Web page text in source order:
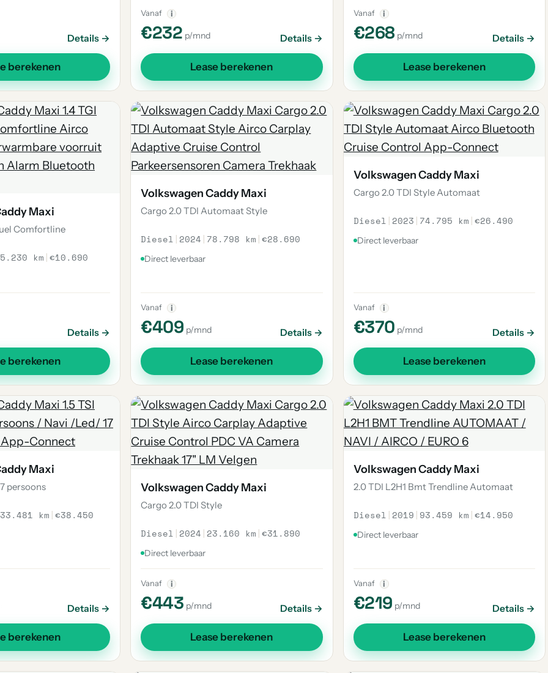
Details →
berekenen
Vanaf i
€232 p/mnd Details →
Lease berekenen
Vanaf i
€268 p/mnd Details →
Lease berekenen
Maxi
Comfortline
km |€10.690
Details →
berekenen
Volkswagen Caddy Maxi
Cargo 2.0 TDI Automaat Style
Diesel | 2024 | 78.798 km |€28.690
Direct leverbaar
Vanaf i
€409 p/mnd Details →
Lease berekenen
Volkswagen Caddy Maxi
Cargo 2.0 TDI Style Automaat
Diesel | 2023 | 74.795 km |€26.490
Direct leverbaar
Vanaf i
€370 p/mnd Details →
Lease berekenen
Maxi
persoons
33.481 km |€38.450
Details →
berekenen
Volkswagen Caddy Maxi
Cargo 2.0 TDI Style
Diesel | 2024 | 23.160 km |€31.890
Direct leverbaar
Vanaf i
€443 p/mnd Details →
Lease berekenen
Volkswagen Caddy Maxi
2.0 TDI L2H1 Bmt Trendline Automaat
Diesel | 2019 | 93.459 km |€14.950
Direct leverbaar
Vanaf i
€219 p/mnd Details →
Lease berekenen